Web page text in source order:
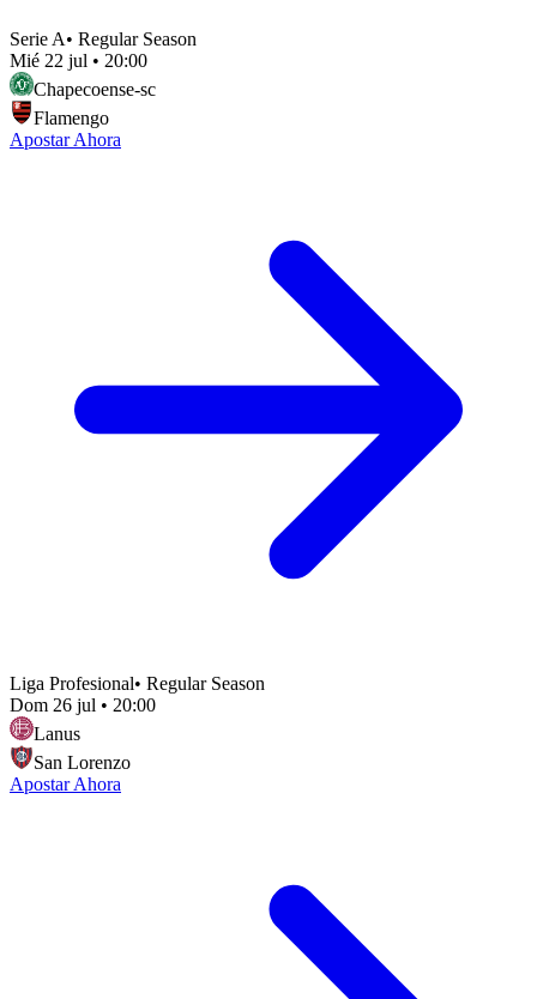
Serie A• Regular Season
Mié 22 jul • 20:00
Chapecoense-sc
Flamengo
Apostar Ahora
Liga Profesional• Regular Season
Dom 26 jul • 20:00
Lanus
San Lorenzo
Apostar Ahora